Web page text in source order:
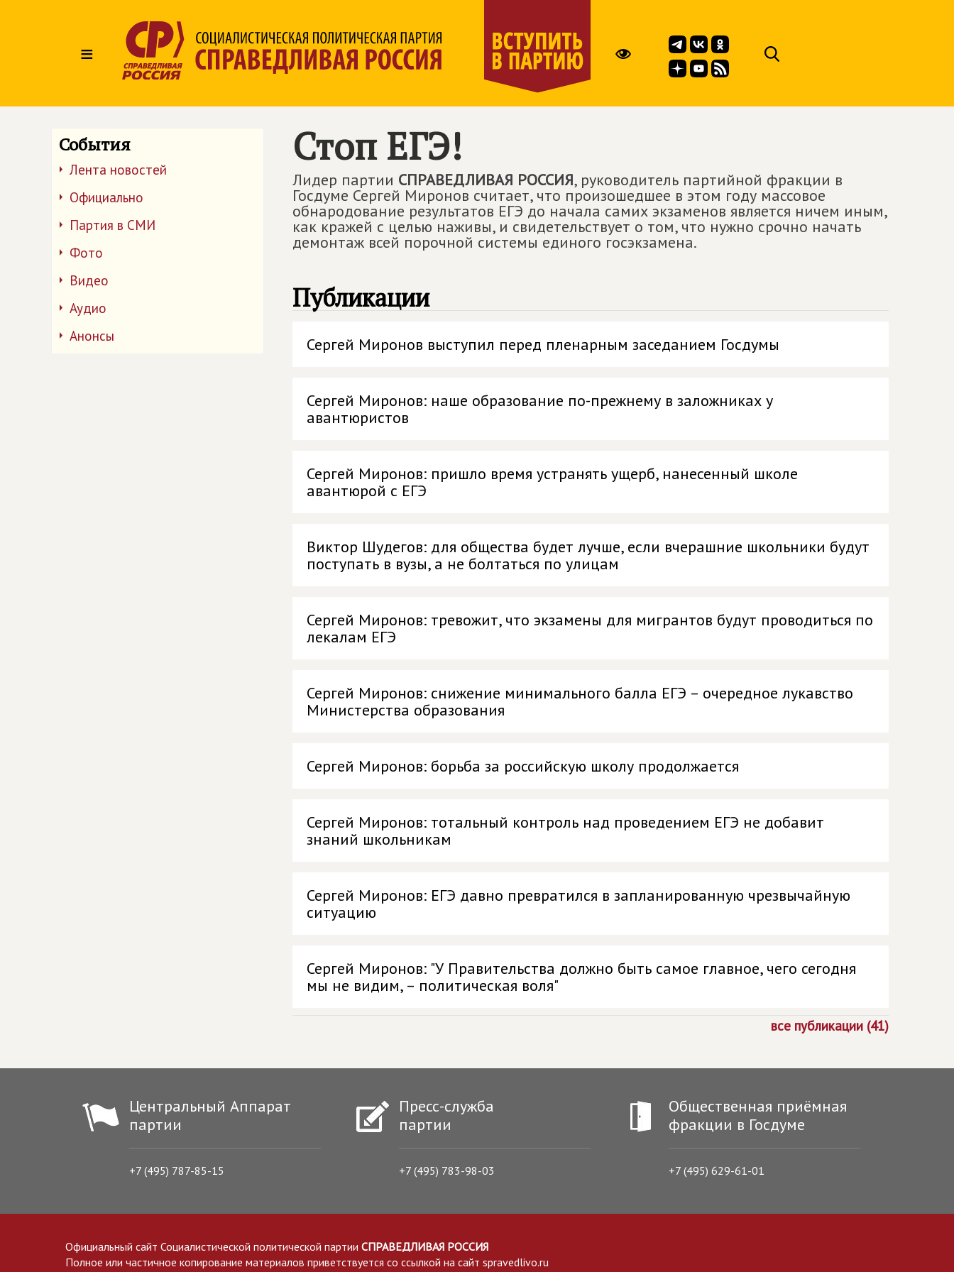
≡
События
Лента новостей
Официально
Партия в СМИ
Фото
Видео
Аудио
Анонсы
Стоп ЕГЭ!
Лидер партии СПРАВЕДЛИВАЯ РОССИЯ, руководитель партийной фракции в
Госдуме Сергей Миронов считает, что произошедшее в этом году массовое
обнародование результатов ЕГЭ до начала самих экзаменов является ничем иным,
как кражей с целью наживы, и свидетельствует о том, что нужно срочно начать
демонтаж всей порочной системы единого госэкзамена.
Публикации
Сергей Миронов выступил перед пленарным заседанием Госдумы
Сергей Миронов: наше образование по-прежнему в заложниках у
авантюристов
Сергей Миронов: пришло время устранять ущерб, нанесенный школе
авантюрой с ЕГЭ
Виктор Шудегов: для общества будет лучше, если вчерашние школьники будут
поступать в вузы, а не болтаться по улицам
Сергей Миронов: тревожит, что экзамены для мигрантов будут проводиться по
лекалам ЕГЭ
Сергей Миронов: снижение минимального балла ЕГЭ – очередное лукавство
Министерства образования
Сергей Миронов: борьба за российскую школу продолжается
Сергей Миронов: тотальный контроль над проведением ЕГЭ не добавит
знаний школьникам
Сергей Миронов: ЕГЭ давно превратился в запланированную чрезвычайную
ситуацию
Сергей Миронов: "У Правительства должно быть самое главное, чего сегодня
мы не видим, – политическая воля"
все публикации (41)
Центральный Аппарат
партии
+7 (495) 787-85-15
Пресс-служба
партии
+7 (495) 783-98-03
Общественная приёмная
фракции в Госдуме
+7 (495) 629-61-01
Официальный сайт Социалистической политической партии СПРАВЕДЛИВАЯ РОССИЯ
Полное или частичное копирование материалов приветствуется со ссылкой на сайт spravedlivo.ru